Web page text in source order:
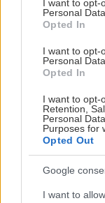
I want to
Personal Data.
Opted In
I want to opt-
Personal
Opted In
I want to opt-
Retention,
Personal
Purposes for
Opted Out
Google
I want to
VIDEO